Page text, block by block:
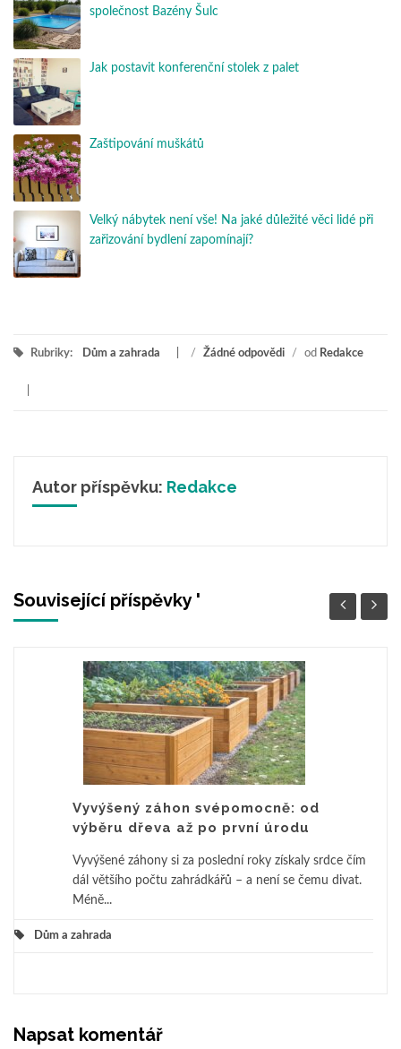
společnost Bazény Šulc
Jak postavit konferenční stolek z palet
Zaštipování muškátů
Velký nábytek není vše! Na jaké důležité věci lidé při
zařizování bydlení zapomínají?
Rubriky: Dům a zahrada / Žádné odpovědi / od Redakce
Autor příspěvku: Redakce
Související příspěvky '
Vyvýšený záhon svépomocně: od
výběru dřeva až po první úrodu
Vyvýšené záhony si za poslední roky získaly srdce čím
dál většího počtu zahrádkářů – a není se čemu divat.
Méně...
Dům a zahrada
Napsat komentář